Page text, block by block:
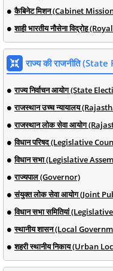
कैबिनेट मिशन (Cabinet
शाही भारतीय नौसेना विद्रोह
राज्य की राजनीति
राज्य निर्वाचन आयोग (State
राजस्थान उच्च न्यायालय
राजस्थान लोक सेवा आयोग
विधान परिषद (Legislative
विधान सभा (Legislative
राज्यपाल (Governor)
संयुक्त लोक सेवा आयोग (Joint
विधान सभा समितियां
स्थानीय शासन (Local
शहरी स्थानीय निकाय (Urban